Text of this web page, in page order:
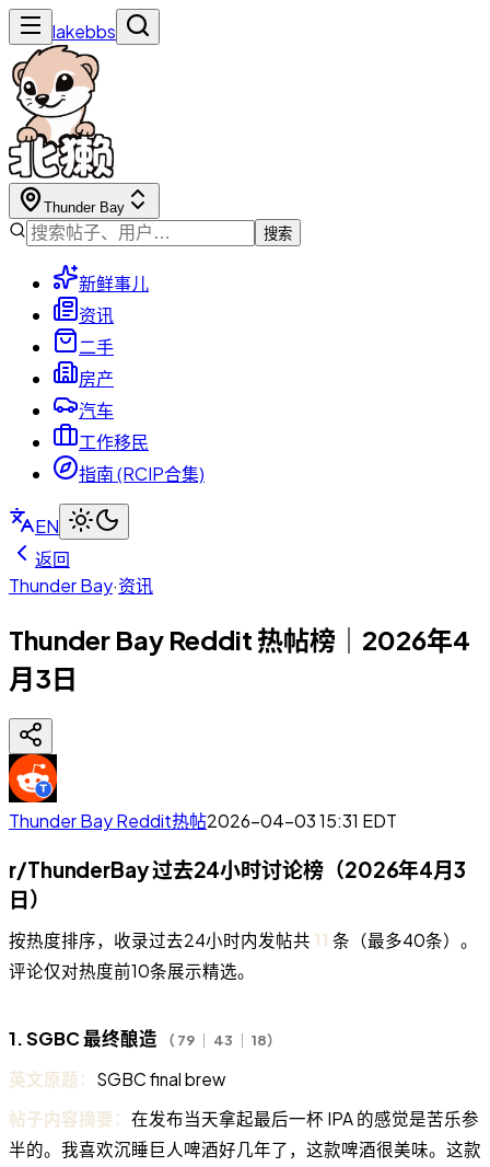
lakebbs
Thunder Bay
搜索
新鲜事儿
资讯
二手
房产
汽车
工作移民
指南 (RCIP合集)
EN
返回
Thunder Bay·资讯
Thunder Bay Reddit 热帖榜｜2026年4
月3日
Thunder Bay Reddit热帖2026-04-03 15:31 EDT
r/ThunderBay 过去24小时讨论榜（2026年4月3
日）
按热度排序，收录过去24小时内发帖共 11 条（最多40条）。
评论仅对热度前10条展示精选。
1. SGBC 最终酿造 （ 79 ｜ 43 ｜ 18）
英文原题： SGBC final brew
帖子内容摘要： 在发布当天拿起最后一杯 IPA 的感觉是苦乐参
半的。我喜欢沉睡巨人啤酒好几年了，这款啤酒很美味。这款